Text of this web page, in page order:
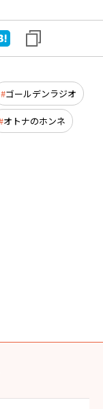
ゴールデンラジオ
オトナのホンネ